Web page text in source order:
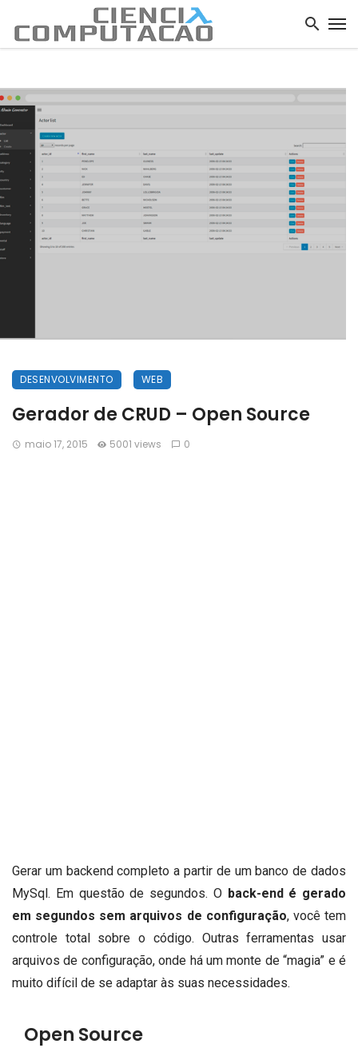
DESENVOLVIMENTO WEB
Gerador de CRUD – Open Source
maio 17, 2015 5001 views 0
Gerar um backend completo a partir de um banco de dados
MySql. Em questão de segundos. O back-end é gerado
em segundos sem arquivos de configuração, você tem
controle total sobre o código. Outras ferramentas usar
arquivos de configuração, onde há um monte de “magia” e é
muito difícil de se adaptar às suas necessidades.
Open Source